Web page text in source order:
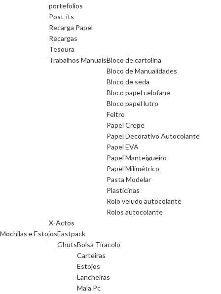
portefolios
Post-its
Recarga Papel
Recargas
Tesoura
Trabalhos ManuaisBloco de cartolina
Bloco de Manualidades
Bloco de seda
Bloco papel celofane
Bloco papel lutro
Feltro
Papel Crepe
Papel Decorativo Autocolante
Papel EVA
Papel Manteigueiro
Papel Milimétrico
Pasta Modelar
Plasticinas
Rolo veludo autocolante
Rolos autocolante
X-Actos
Mochilas e EstojosEastpack
GhutsBolsa Tiracolo
Carteiras
Estojos
Lancheiras
Mala Pc